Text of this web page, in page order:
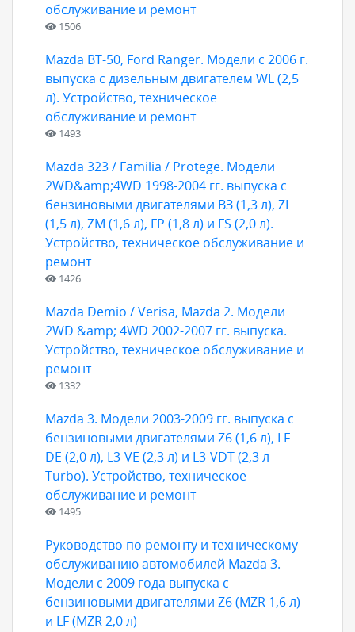
обслуживание и ремонт
1506
Mazda BT-50, Ford Ranger. Модели c 2006 г.
выпуска с дизельным двигателем WL (2,5
л). Устройство, техническое
обслуживание и ремонт
1493
Mazda 323 / Familia / Protege. Модели
2WD&amp;4WD 1998-2004 гг. выпуска с
бензиновыми двигателями ВЗ (1,3 л), ZL
(1,5 л), ZM (1,6 л), FP (1,8 л) и FS (2,0 л).
Устройство, техническое обслуживание и
ремонт
1426
Mazda Demio / Verisa, Mazda 2. Модели
2WD &amp; 4WD 2002-2007 гг. выпуска.
Устройство, техническое обслуживание и
ремонт
1332
Mazda 3. Модели 2003-2009 гг. выпуска с
бензиновыми двигателями Z6 (1,6 л), LF-
DE (2,0 л), L3-VE (2,3 л) и L3-VDT (2,3 л
Turbo). Устройство, техническое
обслуживание и ремонт
1495
Руководство по ремонту и техническому
обслуживанию автомобилей Мazda 3.
Модели с 2009 года выпуска с
бензиновыми двигателями Z6 (MZR 1,6 л)
и LF (MZR 2,0 л)